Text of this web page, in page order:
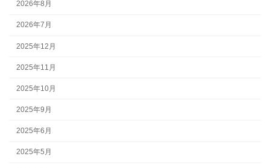
2026年8月
2026年7月
2025年12月
2025年11月
2025年10月
2025年9月
2025年6月
2025年5月